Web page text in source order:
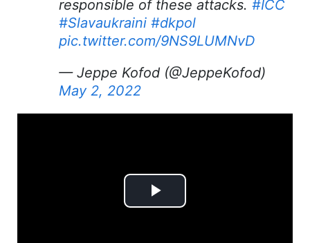
responsible of these attacks. #ICC
#Slavaukraini #dkpol
pic.twitter.com/9NS9LUMNvD
— Jeppe Kofod (@JeppeKofod)
May 2, 2022
Play